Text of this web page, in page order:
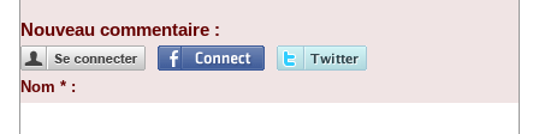
Nouveau commentaire :
Nom * :